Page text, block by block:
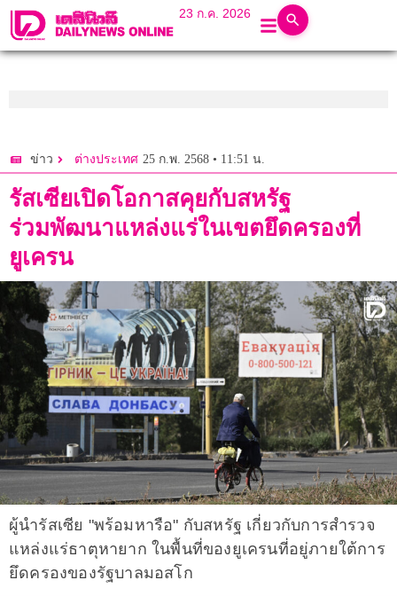
23 ก.ค. 2026
ข่าว ต่างประเทศ 25 ก.พ. 2568 • 11:51 น.
รัสเซียเปิดโอกาสคุยกับสหรัฐ
ร่วมพัฒนาแหล่งแร่ในเขตยึดครองที่
ยูเครน
ผู้นำรัสเซีย "พร้อมหารือ" กับสหรัฐ เกี่ยวกับการสำรวจ
แหล่งแร่ธาตุหายาก ในพื้นที่ของยูเครนที่อยู่ภายใต้การ
ยึดครองของรัฐบาลมอสโก